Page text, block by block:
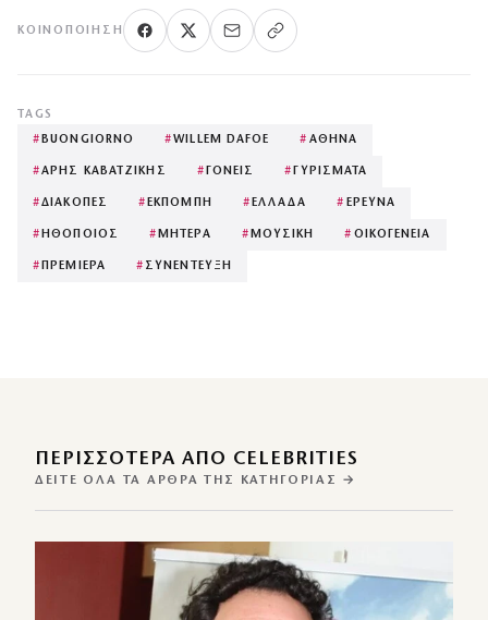
ΚΟΙΝΟΠΟΊΗΣΗ
TAGS
# BUONGIORNO #WILLEM DAFOE # ΑΘΗΝΑ
#ΑΡΗΣ ΚΑΒΑΤΖΙΚΗΣ # ΓΟΝΕΙΣ # ΓΥΡΙΣΜΑΤΑ
#ΔΙΑΚΟΠΕΣ # ΕΚΠΟΜΠΗ # ΕΛΛΑΔΑ # ΕΡΕΥΝΑ
# ΗΘΟΠΟΙΟΣ # ΜΗΤΕΡΑ # ΜΟΥΣΙΚΗ # ΟΙΚΟΓΕΝΕΙΑ
# ΠΡΕΜΙΕΡΑ # ΣΥΝΕΝΤΕΥΞΗ
ΠΕΡΙΣΣΌΤΕΡΑ ΑΠΌ CELEBRITIES
ΔΕΊΤΕ ΌΛΑ ΤΑ ΆΡΘΡΑ ΤΗΣ ΚΑΤΗΓΟΡΊΑΣ →